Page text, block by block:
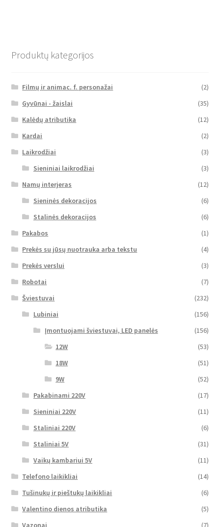
Produktų kategorijos
Filmų ir animac. f. personažai
(2)
Gyvūnai - žaislai
(35)
Kalėdų atributika
(12)
Kardai
(2)
Laikrodžiai
(3)
Sieniniai laikrodžiai
(3)
Namų interjeras
(12)
Sieninės dekoracijos
(6)
Stalinės dekoracijos
(6)
Pakabos
(1)
Prekės su jūsų nuotrauka arba tekstu
(4)
Prekės verslui
(3)
Robotai
(7)
Šviestuvai
(232)
Lubiniai
(156)
Įmontuojami šviestuvai, LED panelės
(156)
12W
(53)
18W
(51)
9W
(52)
Pakabinami 220V
(17)
Sieniniai 220V
(11)
Staliniai 220V
(6)
Staliniai 5V
(31)
Vaikų kambariui 5V
(11)
Telefono laikikliai
(14)
Tušinukų ir pieštukų laikikliai
(6)
Valentino dienos atributika
(5)
Vazonai
(7)